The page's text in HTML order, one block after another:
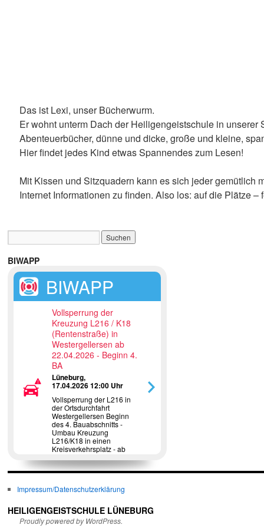
Das ist Lexi, unser Bücherwurm.
Er wohnt unterm Dach der Heiligengeistschule in
Abenteuerbücher, dünne und dicke, große und kleine,
Hier findet jedes Kind etwas Spannendes zum Lesen!
Mit Kissen und Sitzquadern kann es sich jeder
Internet Informationen zu finden. Also los: auf die Plätze –
BIWAPP
BIWAPP
Vollsperrung der
Kreuzung L216 / K18
(Rentenstraße) in
Westergellersen ab
22.04.2026 - Beginn 4.
BA
Lüneburg,
17.04.2026 12:00 Uhr
Vollsperrung der L216 in
der Ortsdurchfahrt
Westergellersen Beginn
des 4. Bauabschnitts -
Umbau Kreuzung
L216/K18 in einen
Kreisverkehrsplatz - ab
Impressum/Datenschutzerklärung
HEILIGENGEISTSCHULE LÜNEBURG
Proudly powered by WordPress.